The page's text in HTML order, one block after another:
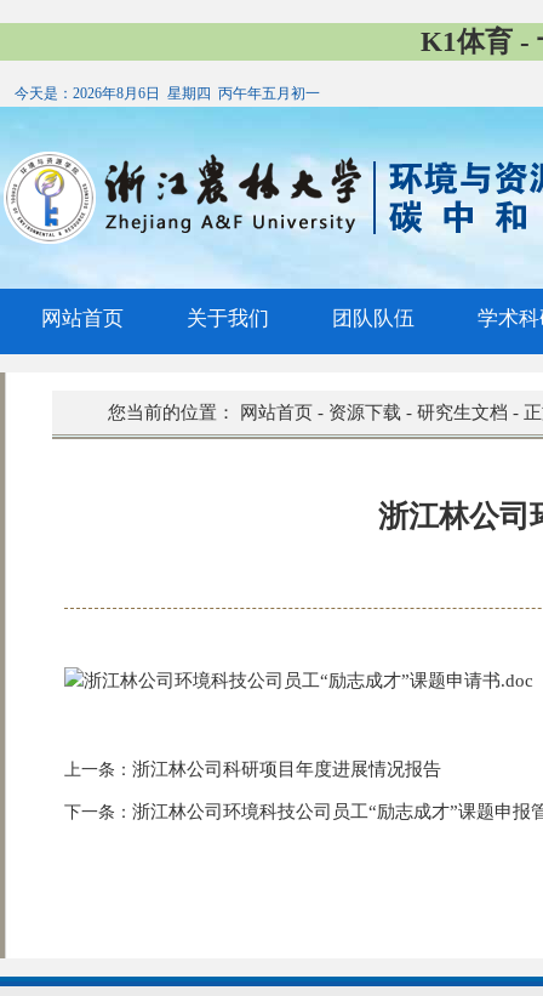
K1体育 -
今天是： 2026年8月6日 星期四 丙午年五月初一
网站首页 关于我们 团队队伍 学术
您当前的位置： 网站首页- 资源下载- 研究生文档 -
浙江林公司
浙江林公司环境科技公司员工“励志成才”课题申请书.doc
上一条： 浙江林公司科研项目年度进展情况报告
下一条： 浙江林公司环境科技公司员工“励志成才”课题申报